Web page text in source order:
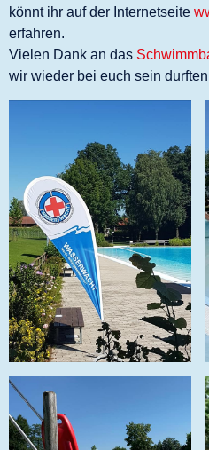
könnt ihr auf der Internetseite
erfahren.
Vielen Dank an das
wir wieder bei euch sein durften